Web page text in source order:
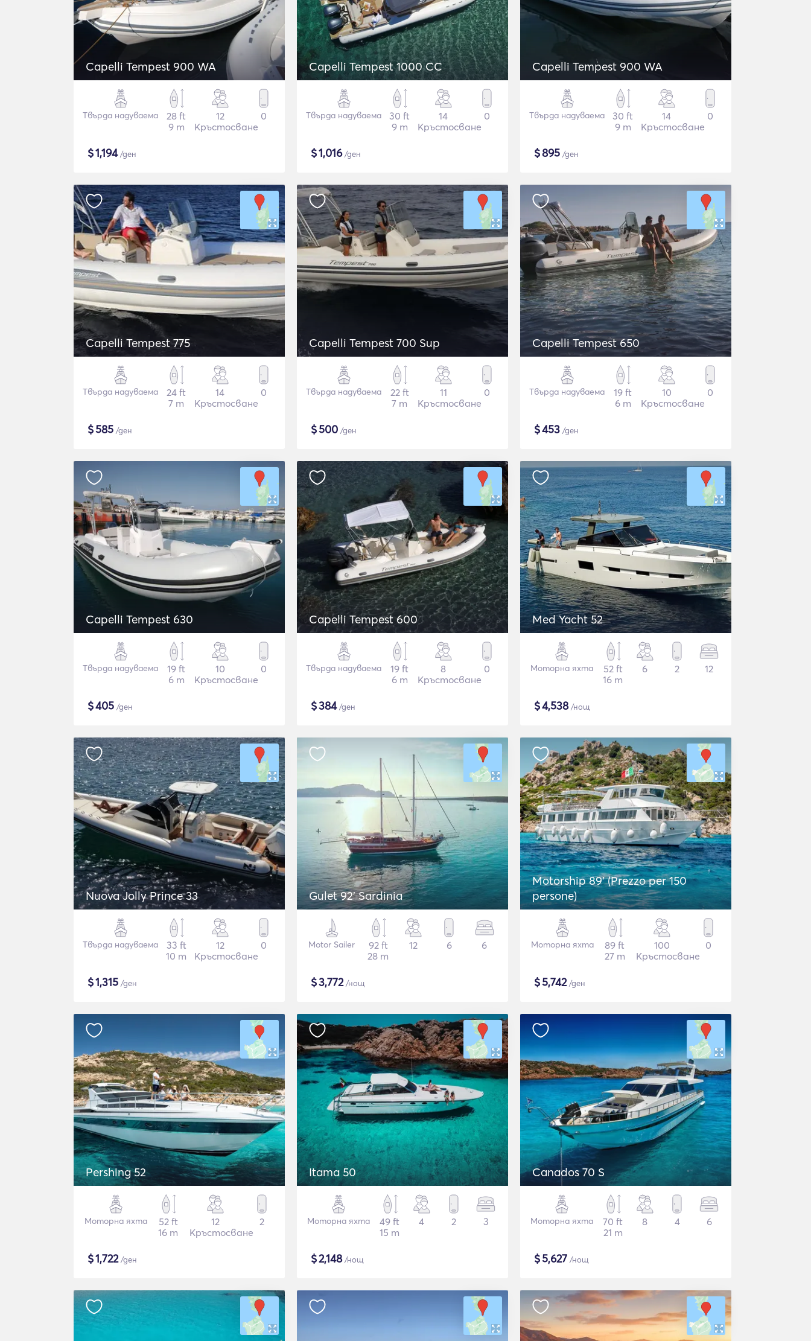
Capelli Tempest 900 WA
Твърда надуваема
28 ft
9 m
12
Кръстосване
0
$1,194/ден
Capelli Tempest 1000 CC
Твърда надуваема
30 ft
9 m
14
Кръстосване
0
$1,016/ден
Capelli Tempest 900 WA
Твърда надуваема
30 ft
9 m
14
Кръстосване
0
$895 /ден
Capelli Tempest 775
Твърда надуваема
24 ft
7 m
14
Кръстосване
0
$585 /ден
Capelli Tempest 700 Sup
Твърда надуваема
22 ft
7 m
11
Кръстосване
0
$500 /ден
Capelli Tempest 650
Твърда надуваема
19 ft
6 m
10
Кръстосване
0
$453 /ден
Capelli Tempest 630
Твърда надуваема
19 ft
6 m
10
Кръстосване
0
$405 /ден
Capelli Tempest 600
Твърда надуваема
19 ft
6 m
8
Кръстосване
0
$384/ден
Med Yacht 52
Моторна яхта
52 ft
16 m
6 2 12
$4,538/нощ
Nuova Jolly Prince 33
Твърда надуваема
33 ft
10 m
12
Кръстосване
0
$1,315 /ден
Gulet 92' Sardinia
Motor Sailer
92 ft
28 m
12 6 6
$3,772/нощ
Motorship 89' (Prezzo per 150
persone)
Моторна яхта
89 ft
27 m
100
Кръстосване
0
$5,742/ден
Pershing 52
Моторна яхта
52 ft
16 m
12
Кръстосване
2
$1,722/ден
Itama 50
Моторна яхта
49 ft
15 m
4 2 3
$2,148/нощ
Canados 70 S
Моторна яхта
70 ft
21 m
8 4 6
$5,627 /нощ